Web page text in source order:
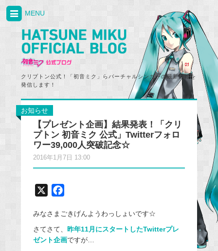
クリプトン公式！「初音ミク」らバーチャルシンガーの最新情報を
発信します！
MENU
お知らせ
【プレゼント企画】結果発表！「クリ
プトン 初音ミク 公式」Twitterフォロ
ワー39,000人突破記念☆
2016年1月7日 13:00
c
e
b
みなさまごきげんようわっしょいです☆
さてさて、 昨年11月にスタートしたTwitterプレ
ゼント企画ですが…